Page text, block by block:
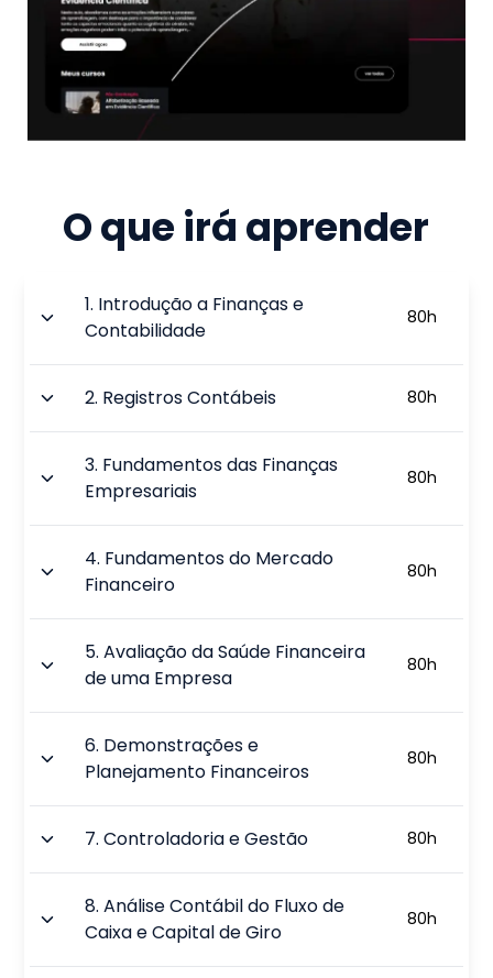
O que irá aprender
1. Introdução a Finanças e
Contabilidade
80h
2. Registros Contábeis 80h
3. Fundamentos das Finanças
Empresariais
80h
4. Fundamentos do Mercado
Financeiro
80h
5.Avaliação da Saúde Financeira
de uma Empresa
80h
6. Demonstrações e
Planejamento Financeiros
80h
7.Controladoria e Gestão 80h
8.Análise Contábil do Fluxo de
Caixa e Capital de Giro
80h